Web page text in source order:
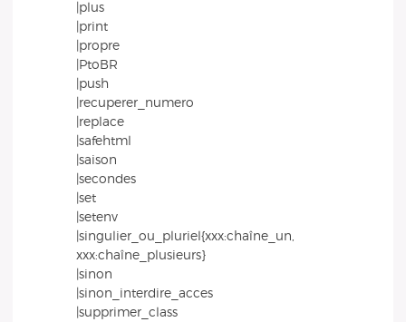
|plus
|print
|propre
|PtoBR
|push
|recuperer_numero
|replace
|safehtml
|saison
|secondes
|set
|setenv
|singulier_ou_pluriel{xxx:chaîne_un,
xxx:chaîne_plusieurs}
|sinon
|sinon_interdire_acces
|supprimer_class